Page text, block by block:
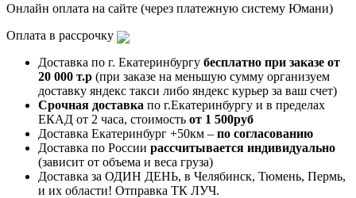
Онлайн оплата на сайте (через платежную систему Юмани)
Оплата в рассрочку
Доставка по г. Екатеринбургу бесплатно при заказе от
20 000 т.р (при заказе на меньшую сумму организуем
доставку яндекс такси либо яндекс курьер за ваш счет)
Срочная доставка по г.Екатеринбургу и в пределах
ЕКАД от 2 часа, стоимость от 1 500руб
Доставка Екатеринбург +50км – по согласованию
Доставка по России рассчитывается индивидуально
(зависит от объема и веса груза)
Доставка за ОДИН ДЕНЬ, в Челябинск, Тюмень, Пермь,
и их области! Отправка ТК ЛУЧ.